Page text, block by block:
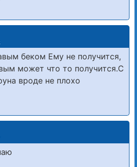
беком Ему не получится,
может что то получится.С
вроде не плохо